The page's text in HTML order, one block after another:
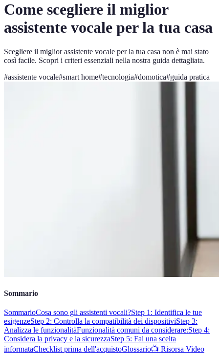
Come scegliere il miglior
assistente vocale per la tua casa
Scegliere il miglior assistente vocale per la tua casa non è mai stato
così facile. Scopri i criteri essenziali nella nostra guida dettagliata.
#assistente vocale#smart home#tecnologia#domotica#guida pratica
Sommario
SommarioCosa sono gli assistenti vocali?Step 1: Identifica le tue
esigenzeStep 2: Controlla la compatibilità dei dispositiviStep 3:
Analizza le funzionalitàFunzionalità comuni da considerare:Step 4:
Considera la privacy e la sicurezzaStep 5: Fai una scelta
informataChecklist prima dell'acquistoGlossario📺 Risorsa Video